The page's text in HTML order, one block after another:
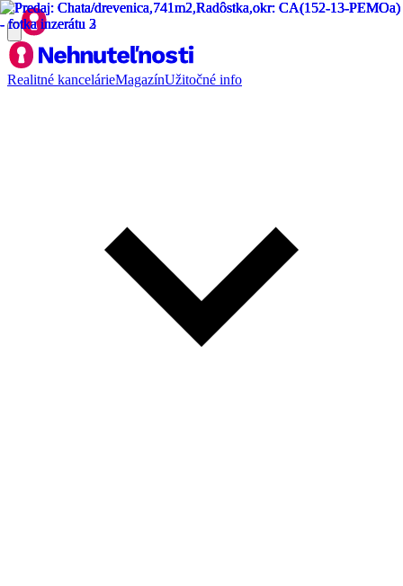
Realitné kancelárieMagazínUžitočné info